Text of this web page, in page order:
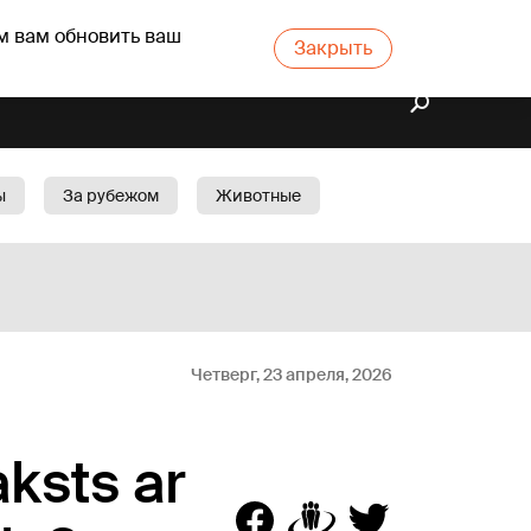
вам обновить ваш Закрыть
За рубежом
Животные
Четверг, 23 апреля, 2026
ar